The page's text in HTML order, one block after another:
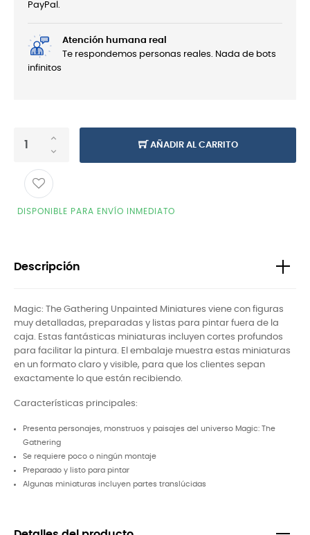
PayPal.
Atención humana real
Te respondemos personas reales. Nada de bots
infinitos
AÑADIR AL CARRITO
DISPONIBLE PARA ENVÍO INMEDIATO
Descripción
Magic: The Gathering Unpainted Miniatures viene con figuras
muy detalladas, preparadas y listas para pintar fuera de la
caja. Estas fantásticas miniaturas incluyen cortes profundos
para facilitar la pintura. El embalaje muestra estas miniaturas
en un formato claro y visible, para que los clientes sepan
exactamente lo que están recibiendo.
Características principales:
Presenta personajes, monstruos y paisajes del universo Magic: The
Gathering
Se requiere poco o ningún montaje
Preparado y listo para pintar
Algunas miniaturas incluyen partes translúcidas